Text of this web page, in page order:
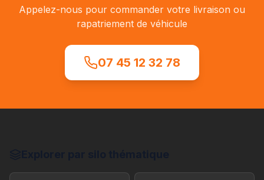
Appelez-nous pour commander votre livraison ou
rapatriement de véhicule
07 45 12 32 78